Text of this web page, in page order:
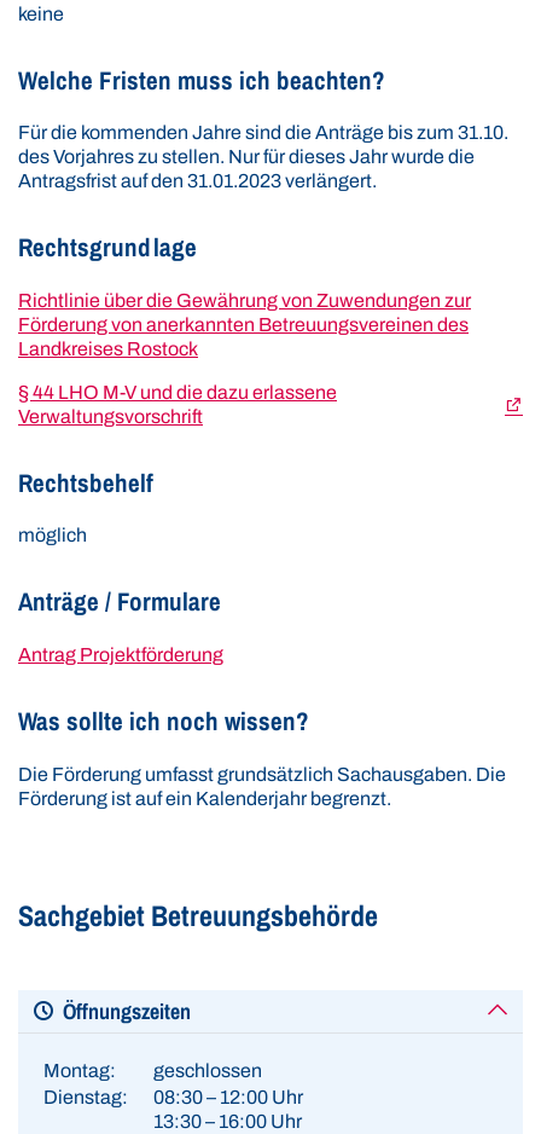
keine
Welche Fristen muss ich beachten?
Für die kommenden Jahre sind die Anträge bis zum 31.10.
des Vorjahres zu stellen. Nur für dieses Jahr wurde die
Antragsfrist auf den 31.01.2023 verlängert.
Rechtsgrundlage
Richtlinie über die Gewährung von Zuwendungen zur
Förderung von anerkannten Betreuungsvereinen des
Landkreises Rostock
§ 44 LHO M-V und die dazu erlassene
Verwaltungsvorschrift
Rechtsbehelf
möglich
Anträge / Formulare
Antrag Projektförderung
Was sollte ich noch wissen?
Die Förderung umfasst grundsätzlich Sachausgaben. Die
Förderung ist auf ein Kalenderjahr begrenzt.
Sachgebiet Betreuungsbehörde
Öffnungszeiten
Montag:
geschlossen
Dienstag:
08:30 – 12:00 Uhr
13:30 – 16:00 Uhr